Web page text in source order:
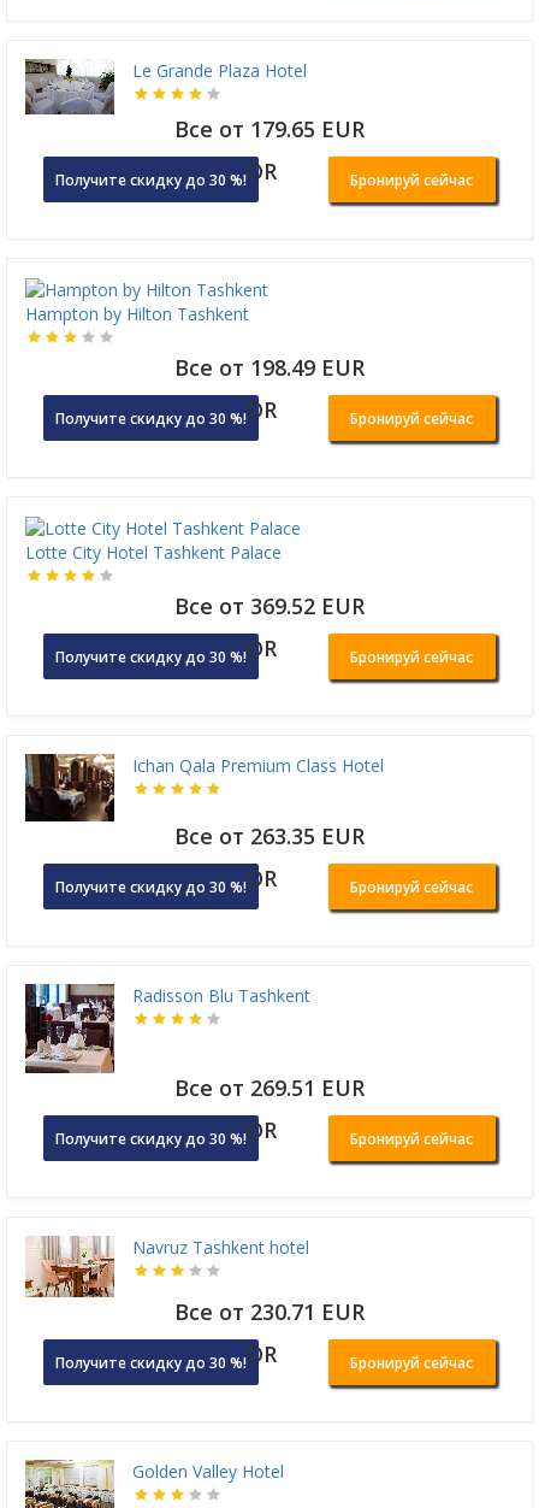
Le Grande Plaza Hotel
Все от 179.65 EUR
Получите скидку до 30 %!OR Бронируй сейчас
Hampton by Hilton Tashkent
Все от 198.49 EUR
Получите скидку до 30 %!OR Бронируй сейчас
Lotte City Hotel Tashkent Palace
Все от 369.52 EUR
Получите скидку до 30 %!OR Бронируй сейчас
Ichan Qala Premium Class Hotel
Все от 263.35 EUR
Получите скидку до 30 %!OR Бронируй сейчас
Radisson Blu Tashkent
Все от 269.51 EUR
Получите скидку до 30 %!OR Бронируй сейчас
Navruz Tashkent hotel
Все от 230.71 EUR
Получите скидку до 30 %!OR Бронируй сейчас
Golden Valley Hotel